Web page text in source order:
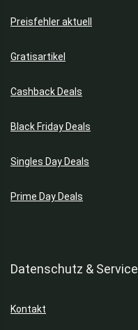
Preisfehler aktuell
Gratisartikel
Cashback Deals
Black Friday Deals
Singles Day Deals
Prime Day Deals
Datenschutz & Service
Kontakt